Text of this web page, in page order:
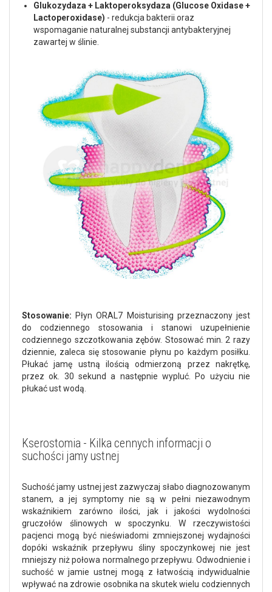
Glukozydaza + Laktoperoksydaza (Glucose Oxidase +
Lactoperoxidase) - redukcja bakterii oraz
wspomaganie naturalnej substancji antybakteryjnej
zawartej w ślinie.
Stosowanie: Płyn ORAL7 Moisturising przeznaczony jest
do codziennego stosowania i stanowi uzupełnienie
codziennego szczotkowania zębów. Stosować min. 2 razy
dziennie, zaleca się stosowanie płynu po każdym posiłku.
Płukać jamę ustną ilością odmierzoną przez nakrętkę,
przez ok. 30 sekund a następnie wypluć. Po użyciu nie
płukać ust wodą.
Kserostomia - Kilka cennych informacji o
suchości jamy ustnej
Suchość jamy ustnej jest zazwyczaj słabo diagnozowanym
stanem, a jej symptomy nie są w pełni niezawodnym
wskaźnikiem zarówno ilości, jak i jakości wydolności
gruczołów ślinowych w spoczynku. W rzeczywistości
pacjenci mogą być nieświadomi zmniejszonej wydajności
dopóki wskaźnik przepływu śliny spoczynkowej nie jest
mniejszy niż połowa normalnego przepływu. Odwodnienie i
suchość w jamie ustnej mogą z łatwością indywidualnie
wpływać na zdrowie osobnika na skutek wielu codziennych